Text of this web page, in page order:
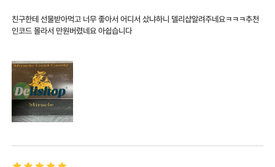
친구한테 선물받아먹고 너무 좋아서 어디서 샀냐하니 델리샵알려주네요ㅋㅋㅋ추천
인코드 몰라서 만원버렸네요 아쉽습니다